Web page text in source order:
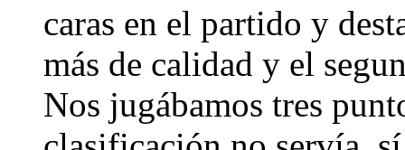
caras en el partido y
más de calidad y el
Nos jugábamos tres